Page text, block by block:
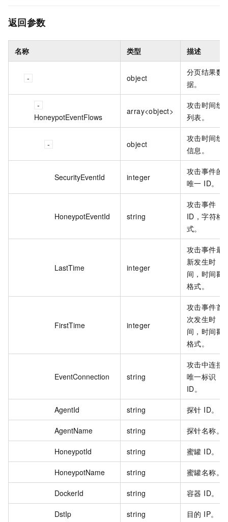
返回参数
名称 类型 描述
object
分页结果数
据。
HoneypotEventFlows
array<object>
攻击时间线
列表。
object
攻击时间线
信息。
SecurityEventId integer
攻击事件的
唯一 ID。
HoneypotEventId string
攻击事件
ID，字符格
式。
LastTime integer
攻击事件最
新发生时
间，时间戳
格式。
FirstTime integer
攻击事件首
次发生时
间，时间戳
格式。
EventConnection string
攻击中连接
唯一标识
ID。
AgentId string 探针 ID。
AgentName string 探针名称。
HoneypotId string 蜜罐 ID。
HoneypotName string 蜜罐名称。
DockerId string 容器 ID。
DstIp string 目的 IP。